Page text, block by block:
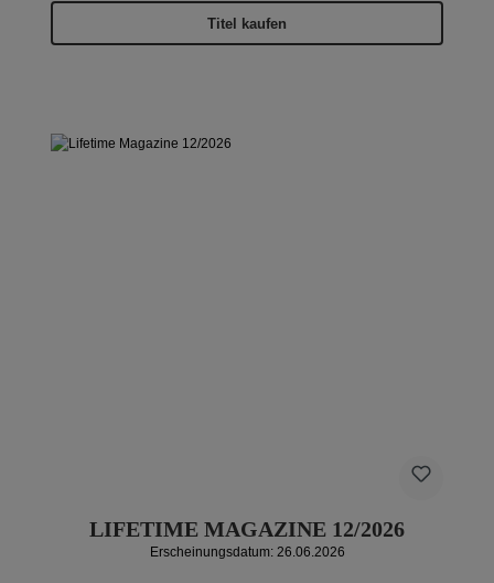
Titel kaufen
LIFETIME MAGAZINE 12/2026
Erscheinungsdatum: 26.06.2026